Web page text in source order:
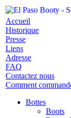
Accueil
Historique
Presse
Liens
Adresse
FAQ
Contactez nous
Comment
Bottes
Boots